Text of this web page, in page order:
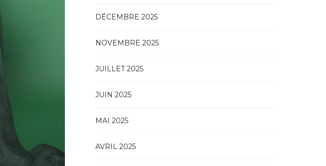
DÉCEMBRE 2025
NOVEMBRE 2025
JUILLET 2025
JUIN 2025
MAI 2025
AVRIL 2025